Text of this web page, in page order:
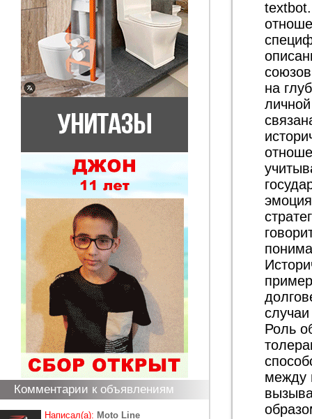
Комментарии к объявлениям
Написал(а): Moto Line
на
Роль
между